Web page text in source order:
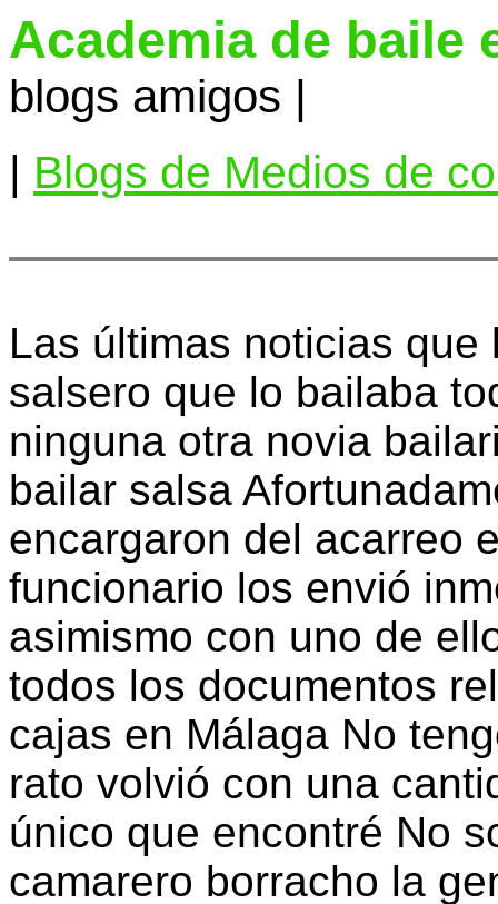
Academia de baile
blogs amigos |
Blogs de Medios de
Las últimas noticias
salsero que lo bailaba
ninguna otra novia
bailar salsa
encargaron del acarreo
funcionario los envió
asimismo con uno de
todos los documentos
cajas en Málaga No
rato volvió con una
único que encontré No
camarero borracho la